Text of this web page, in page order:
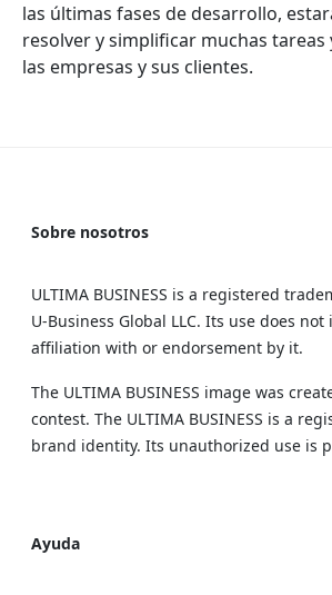
las últimas fases de desarrollo,
resolver y simplificar muchas
las empresas y sus clientes.
Sobre nosotros
ULTIMA BUSINESS is a registered
U‑Business Global LLC. Its use does
affiliation with or endorsement by it.
The ULTIMA BUSINESS image was
contest. The ULTIMA BUSINESS is a
brand identity. Its unauthorized use is
Ayuda